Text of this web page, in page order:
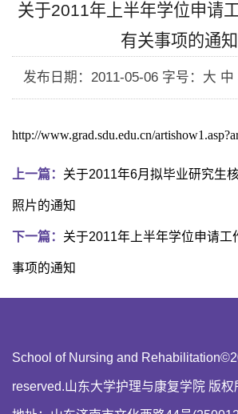
关于2011年上半年学位申请
有关事项的通知
发布日期：2011-05-06 字号：大 中
http://www.grad.sdu.edu.cn/
上一篇： 关于2011年6月拟毕业研究生
照片的通知
下一篇： 关于2011年上半年学位申请工
事项的通知
School of Nursing and
reserved.山东大学护理与康复学